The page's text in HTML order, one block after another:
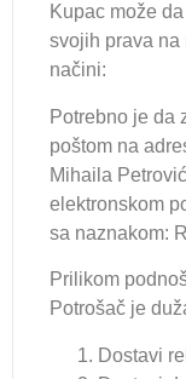
Kupac može
svojih prava na
načini:
Potrebno je da
poštom na
Mihaila
elektronskom
sa naznakom:
Prilikom
Potrošač je
Dostavi